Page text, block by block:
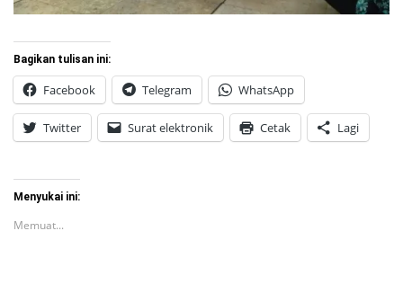
Bagikan tulisan ini:
Facebook Telegram WhatsApp
Twitter Surat elektronik Cetak Lagi
Menyukai ini:
Memuat...